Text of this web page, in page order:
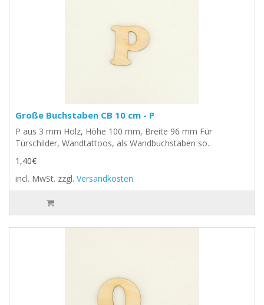
Große Buchstaben CB 10 cm - P
P aus 3 mm Holz, Höhe 100 mm, Breite 96 mm Für
Türschilder, Wandtattoos, als Wandbuchstaben so..
1,40€
incl. MwSt. zzgl. Versandkosten